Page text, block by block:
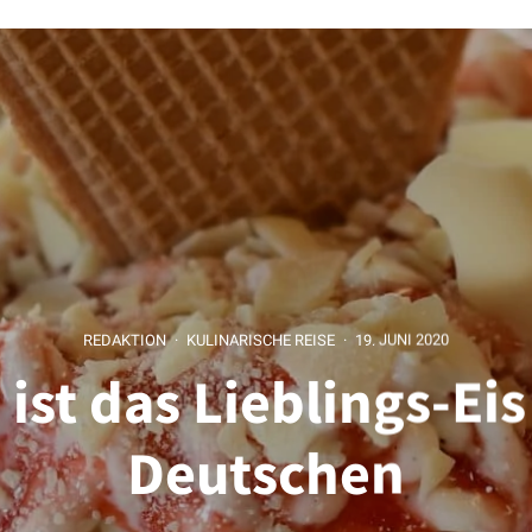
REDAKTION · KULINARISCHE REISE · 19. JUNI 2020
ist das Lieblings-
Deutschen